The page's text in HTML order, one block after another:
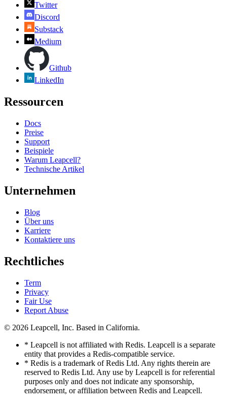
Twitter
Discord
Substack
Medium
Github
LinkedIn
Ressourcen
Docs
Preise
Support
Beispiele
Warum Leapcell?
Technische Artikel
Unternehmen
Blog
Über uns
Karriere
Kontaktiere uns
Rechtliches
Term
Privacy
Fair Use
Report Abuse
© 2026 Leapcell, Inc. Based in California.
* Leapcell is not affiliated with Redis. Leapcell is a separate
entity that provides a Redis-compatible service.
* Redis is a trademark of Redis Ltd. Any rights therein are
reserved to Redis Ltd. Any use by Leapcell is for referential
purposes only and does not indicate any sponsorship,
endorsement, or affiliation between Redis and Leapcell.